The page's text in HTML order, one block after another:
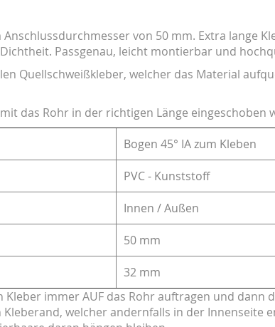
von 50 mm. Extra lange
Passgenau, leicht montierbar und
Quellschweißkleber, welcher das Material
das Rohr in der richtigen Länge
Bogen 45° IA zum Kleben
PVC - Kunststoff
Innen / Außen
50 mm
32 mm
immer AUF das Rohr auftragen und dann
welcher andernfalls in der Innenseite